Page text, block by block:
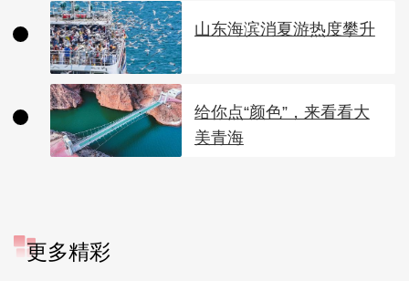
山东海滨消夏游热度攀升
给你点“颜色”，来看看大
美青海
更多精彩